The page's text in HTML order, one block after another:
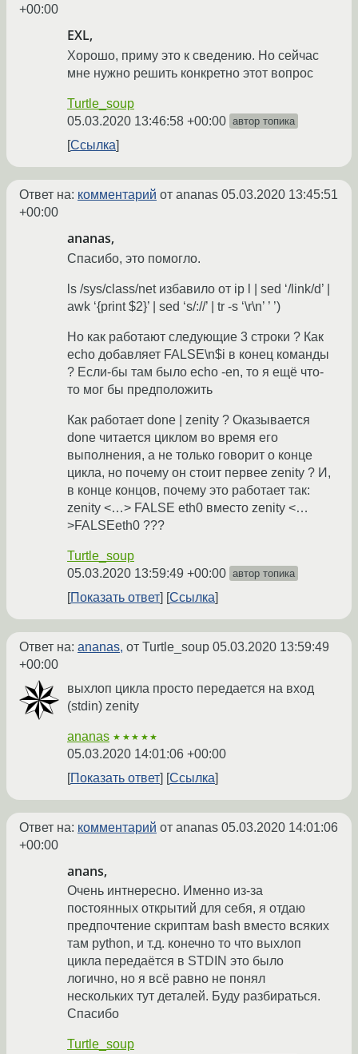
+00:00
EXL,
Хорошо, приму это к сведению. Но сейчас
мне нужно решить конкретно этот вопрос
Turtle_soup
05.03.2020 13:46:58 +00:00 автор топика
Ссылка
Ответ на: комментарий от ananas 05.03.2020 13:45:51
+00:00
ananas,
Спасибо, это помогло.
ls /sys/class/net избавило от ip l | sed ‘/link/d’ |
awk ‘{print $2}’ | sed ‘s/://’ | tr -s ‘\r\n’ ’ ’)
Но как работают следующие 3 строки ? Как
echo добавляет FALSE\n$i в конец команды
? Если-бы там было echo -en, то я ещё что-
то мог бы предположить
Как работает done | zenity ? Оказывается
done читается циклом во время его
выполнения, а не только говорит о конце
цикла, но почему он стоит первее zenity ? И,
в конце концов, почему это работает так:
zenity <…> FALSE eth0 вместо zenity <…
>FALSEeth0 ???
Turtle_soup
05.03.2020 13:59:49 +00:00 автор топика
Показать ответ Ссылка
Ответ на: ananas, от Turtle_soup 05.03.2020 13:59:49
+00:00
выхлоп цикла просто передается на вход
(stdin) zenity
ananas ★★★★★
05.03.2020 14:01:06 +00:00
Показать ответ
Ссылка
Ответ на: комментарий от ananas 05.03.2020 14:01:06
+00:00
anans,
Очень интнересно. Именно из-за
постоянных открытий для себя, я отдаю
предпочтение скриптам bash вместо всяких
там python, и т.д. конечно то что выхлоп
цикла передаётся в STDIN это было
логично, но я всё равно не понял
нескольких тут деталей. Буду разбираться.
Спасибо
Turtle_soup